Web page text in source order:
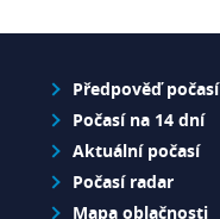
Předpověď počasí
Počasí na 14 dní
Aktuální počasí
Počasí radar
Mapa oblačnosti